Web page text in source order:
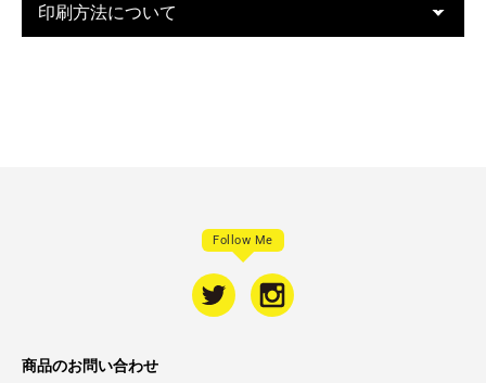
印刷方法について
Follow Me
商品のお問い合わせ